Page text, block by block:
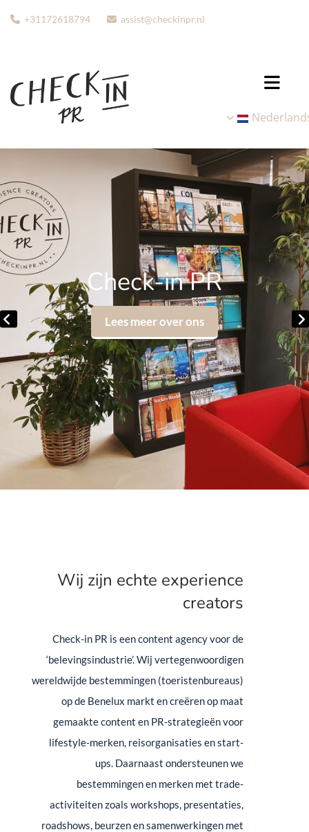
 +31172618794  assist@checkinpr.nl
Check-in PR
Lees meer over ons
Wij zijn echte experience
creators
Check-in PR is een content agency voor de
‘belevingsindustrie’. Wij vertegenwoordigen
wereldwijde bestemmingen (toeristenbureaus)
op de Benelux markt en creëren op maat
gemaakte content en PR-strategieën voor
lifestyle-merken, reisorganisaties en start-
ups. Daarnaast ondersteunen we
bestemmingen en merken met trade-
activiteiten zoals workshops, presentaties,
roadshows, beurzen en samenwerkingen met